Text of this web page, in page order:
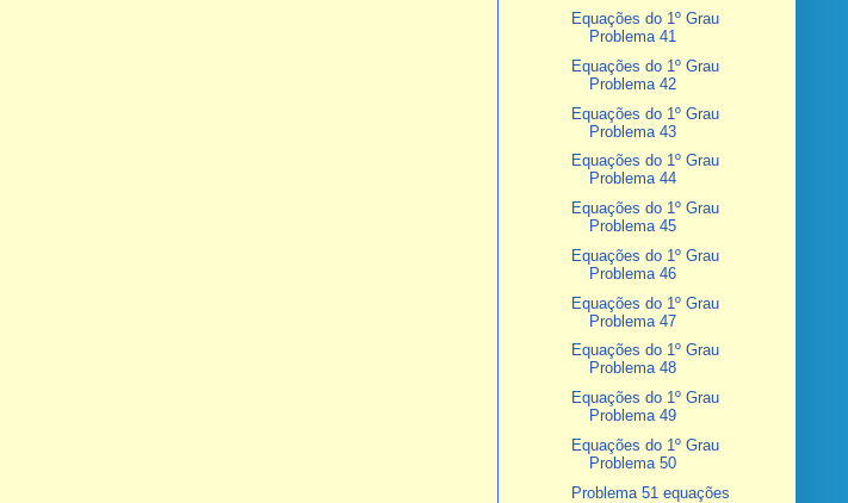
Equações do 1º Grau
Problema 41
Equações do 1º Grau
Problema 42
Equações do 1º Grau
Problema 43
Equações do 1º Grau
Problema 44
Equações do 1º Grau
Problema 45
Equações do 1º Grau
Problema 46
Equações do 1º Grau
Problema 47
Equações do 1º Grau
Problema 48
Equações do 1º Grau
Problema 49
Equações do 1º Grau
Problema 50
Problema 51 equações